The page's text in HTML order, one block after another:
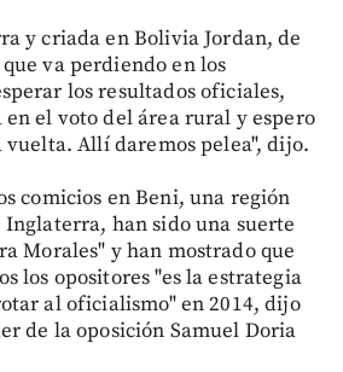
y criada en Bolivia Jordan, de
va perdiendo en los
los resultados oficiales,
en el voto del área rural y espero
vuelta. Allí daremos pelea", dijo.
comicios en Beni, una región
han sido una suerte
Morales" y han mostrado que
los opositores "es la estrategia
al oficialismo" en 2014, dijo
de la oposición Samuel Doria